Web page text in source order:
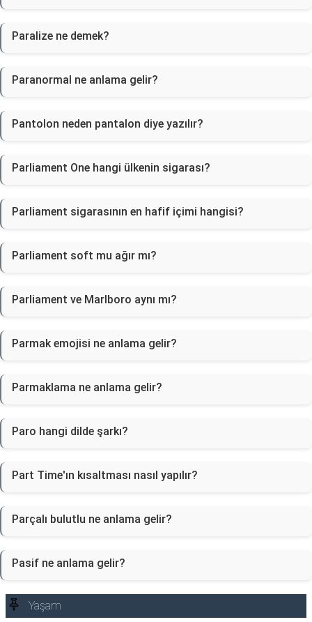
Paralize ne demek?
Paranormal ne anlama gelir?
Pantolon neden pantalon diye yazılır?
Parliament One hangi ülkenin sigarası?
Parliament sigarasının en hafif içimi hangisi?
Parliament soft mu ağır mı?
Parliament ve Marlboro aynı mı?
Parmak emojisi ne anlama gelir?
Parmaklama ne anlama gelir?
Paro hangi dilde şarkı?
Part Time'ın kısaltması nasıl yapılır?
Parçalı bulutlu ne anlama gelir?
Pasif ne anlama gelir?
Yaşam